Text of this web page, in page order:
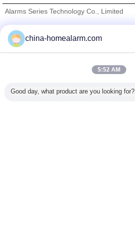
Alarms Series Technology Co., Limited
Trust Seal
Verified Suplier
Semua produk
china-homealarm.com
5:52 AM
Good day, what product are you looking for?